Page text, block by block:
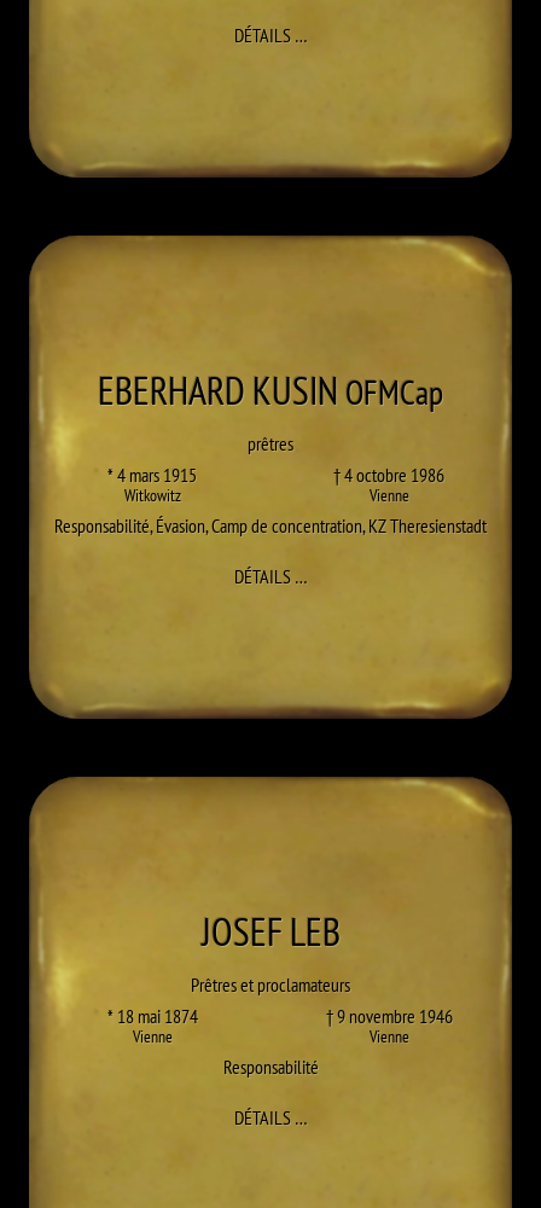
DÉTAILS…À ERNST KRUMHAAR
EBERHARDKUSINOFMCap
prêtres
* 4 mars 1915
Witkowitz
† 4 octobre 1986
Vienne
Responsabilité,Évasion,Camp de concentration,KZ Theresienstadt
DÉTAILS…À EBERHARD (JOSEF) KUSIN
JOSEFLEB
Prêtres et proclamateurs
* 18 mai 1874
Vienne
† 9 novembre 1946
Vienne
Responsabilité
DÉTAILS…À JOSEF LEB